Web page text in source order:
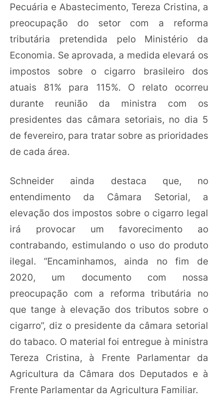
Pecuária e Abastecimento, Tereza Cristina, a
preocupação do setor com a reforma
tributária pretendida pelo Ministério da
Economia. Se aprovada, a medida elevará os
impostos sobre o cigarro brasileiro dos
atuais 81% para 115%. O relato ocorreu
durante reunião da ministra com os
presidentes das câmara setoriais, no dia 5
de fevereiro, para tratar sobre as prioridades
de cada área.
Schneider ainda destaca que, no
entendimento da Câmara Setorial, a
elevação dos impostos sobre o cigarro legal
irá provocar um favorecimento ao
contrabando, estimulando o uso do produto
ilegal. “Encaminhamos, ainda no fim de
2020, um documento com nossa
preocupação com a reforma tributária no
que tange à elevação dos tributos sobre o
cigarro”, diz o presidente da câmara setorial
do tabaco. O material foi entregue à ministra
Tereza Cristina, à Frente Parlamentar da
Agricultura da Câmara dos Deputados e à
Frente Parlamentar da Agricultura Familiar.